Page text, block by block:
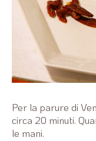
Per la parure di
circa 20 minuti.
le mani.